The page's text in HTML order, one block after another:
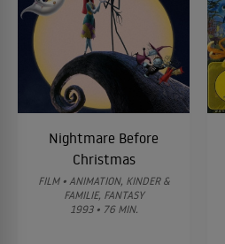
Nightmare Before
Christmas
FILM • ANIMATION, KINDER &
FAMILIE, FANTASY
1993 • 76 MIN.